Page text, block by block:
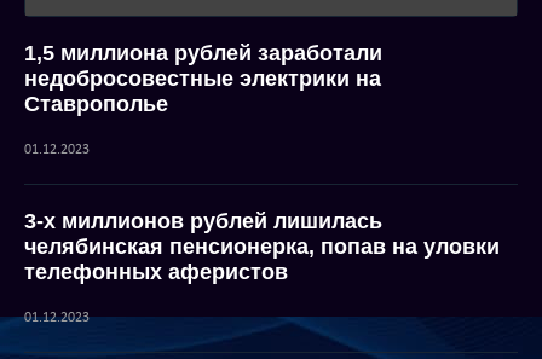
1,5 миллиона рублей заработали
недобросовестные электрики на
Ставрополье
01.12.2023
3-х миллионов рублей лишилась
челябинская пенсионерка, попав на уловки
телефонных аферистов
01.12.2023